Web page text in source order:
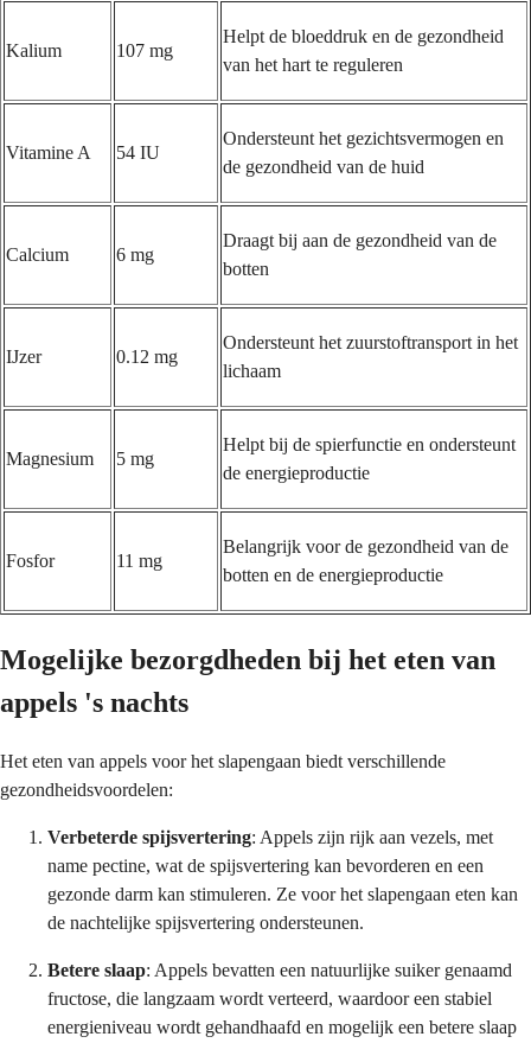
Kalium 107 mg
Helpt de bloeddruk en de gezondheid
van het hart te reguleren
Vitamine A 54 IU
Ondersteunt het gezichtsvermogen en
de gezondheid van de huid
Calcium 6 mg
Draagt bij aan de gezondheid van de
botten
IJzer 0.12 mg
Ondersteunt het zuurstoftransport in het
lichaam
Magnesium 5 mg
Helpt bij de spierfunctie en ondersteunt
de energieproductie
Fosfor 11 mg
Belangrijk voor de gezondheid van de
botten en de energieproductie
Mogelijke bezorgdheden bij het eten van
appels 's nachts
Het eten van appels voor het slapengaan biedt verschillende
gezondheidsvoordelen:
Verbeterde spijsvertering: Appels zijn rijk aan vezels, met
name pectine, wat de spijsvertering kan bevorderen en een
gezonde darm kan stimuleren. Ze voor het slapengaan eten kan
de nachtelijke spijsvertering ondersteunen.
Betere slaap: Appels bevatten een natuurlijke suiker genaamd
fructose, die langzaam wordt verteerd, waardoor een stabiel
energieniveau wordt gehandhaafd en mogelijk een betere slaap